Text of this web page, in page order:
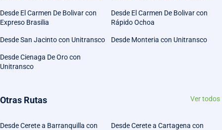
Desde El Carmen De Bolivar con
Expreso Brasilia
Desde El Carmen De Bolivar con
Rápido Ochoa
Desde San Jacinto con Unitransco Desde Monteria con Unitransco
Desde Cienaga De Oro con
Unitransco
Otras Rutas Ver todos
Desde Cerete a Barranquilla con
Desde Cerete a Cartagena con